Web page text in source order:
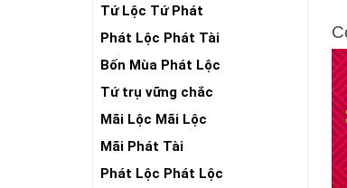
Tứ Lộc Tứ Phát
Phát Lộc Phát Tài
Bốn Mùa Phát Lộc
Tứ trụ vững chắc
Mãi Lộc Mãi Lộc
Mãi Phát Tài
Phát Lộc Phát Lộc